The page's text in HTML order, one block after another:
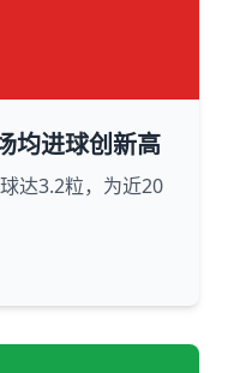
均进球创新高
达3.2粒，为近20